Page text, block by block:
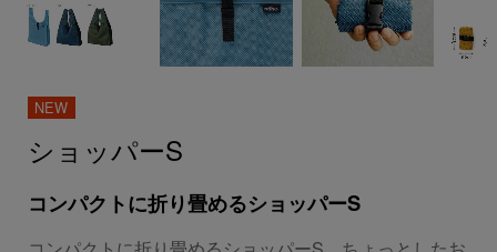
ショッパーS
コンパクトに折り畳めるショッパーS